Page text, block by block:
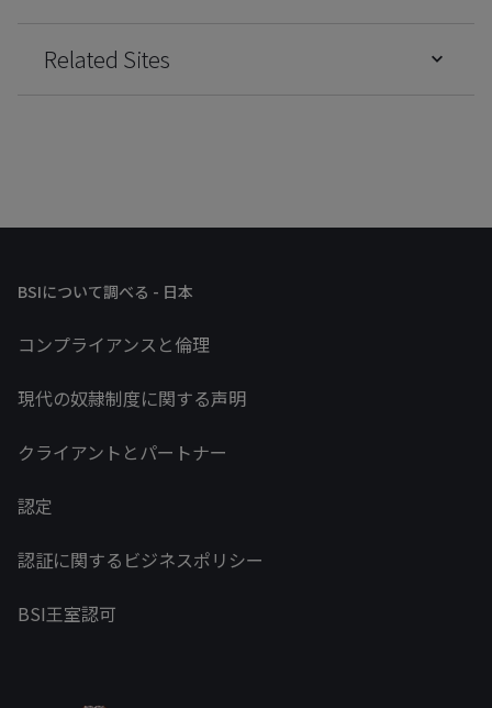
Related Sites
BSIについて調べる - 日本
コンプライアンスと倫理
現代の奴隷制度に関する声明
クライアントとパートナー
認定
認証に関するビジネスポリシー
BSI王室認可